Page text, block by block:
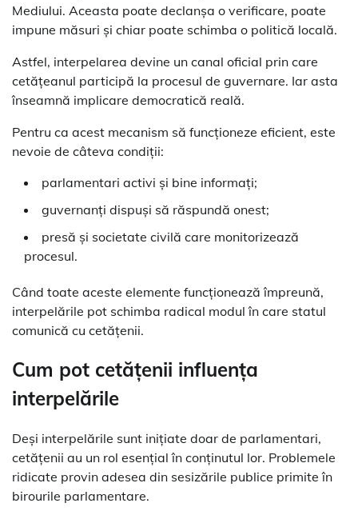
Mediului. Aceasta poate declanșa o verificare, poate
impune măsuri și chiar poate schimba o politică locală.
Astfel, interpelarea devine un canal oficial prin care
cetățeanul participă la procesul de guvernare. Iar asta
înseamnă implicare democratică reală.
Pentru ca acest mecanism să funcționeze eficient, este
nevoie de câteva condiții:
parlamentari activi și bine informați;
guvernanți dispuși să răspundă onest;
presă și societate civilă care monitorizează
procesul.
Când toate aceste elemente funcționează împreună,
interpelările pot schimba radical modul în care statul
comunică cu cetățenii.
Cum pot cetățenii influența
interpelările
Deși interpelările sunt inițiate doar de parlamentari,
cetățenii au un rol esențial în conținutul lor. Problemele
ridicate provin adesea din sesizările publice primite în
birourile parlamentare.